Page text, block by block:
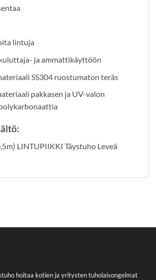
lintuja
ja ammattikäyttöön
SS304 ruostumaton teräs
pakkasen ja UV-valon
LINTUPIIKKI Täystuho Leveä
hoitaa kotien ja yritysten tuholaisongelmat